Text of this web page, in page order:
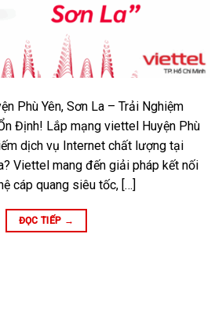
Phù Yên, Sơn La – Trải Nghiệm
Định! Lắp mạng viettel Huyện Phù
dịch vụ Internet chất lượng tại
Viettel mang đến giải pháp kết nối
cáp quang siêu tốc, […]
ĐỌC TIẾP →